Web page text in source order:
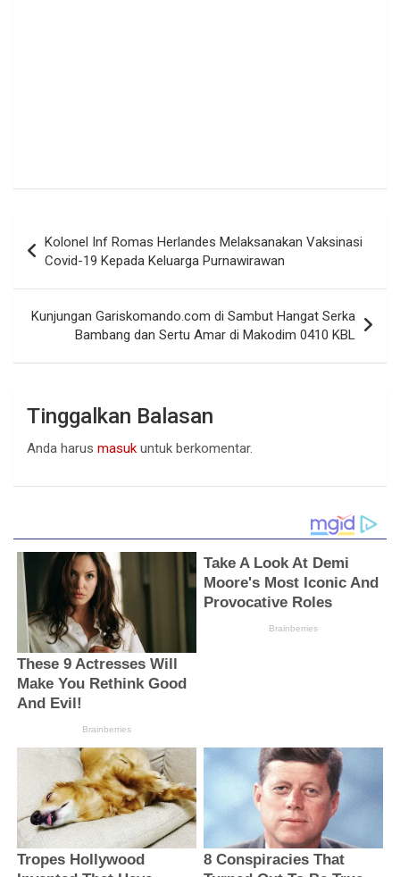
pos
Kolonel Inf Romas Herlandes Melaksanakan Vaksinasi
Covid-19 Kepada Keluarga Purnawirawan
Kunjungan Gariskomando.com di Sambut Hangat Serka
Bambang dan Sertu Amar di Makodim 0410 KBL
Tinggalkan Balasan
Anda harus masuk untuk berkomentar.